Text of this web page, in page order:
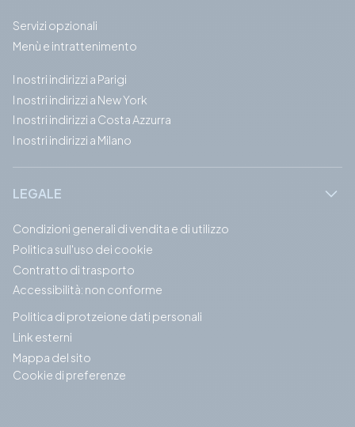
Servizi opzionali
Menù e intrattenimento
I nostri indirizzi a Parigi
I nostri indirizzi a New York
I nostri indirizzi a Costa Azzurra
I nostri indirizzi a Milano
LEGALE
Condizioni generali di vendita e di utilizzo
Politica sull'uso dei cookie
Contratto di trasporto
Accessibilità: non conforme
Politica di protzeione dati personali
Link esterni
Mappa del sito
Cookie di preferenze